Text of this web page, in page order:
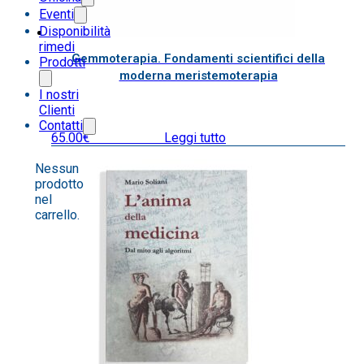
Eventi
Disponibilità
rimedi
Prodotti
I nostri
Clienti
Contatti
Nessun
prodotto
nel
carrello.
Gemmoterapia. Fondamenti scientifici della
moderna meristemoterapia
65.00€ IVA inclusa Leggi tutto